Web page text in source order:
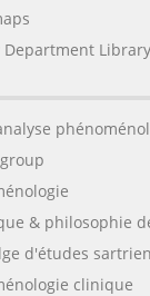
Department Library
& philosophie
d'études
clinique